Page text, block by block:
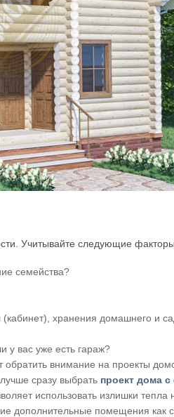
Учитывайте следующие
семейства?
хранения домашнего и
у вас уже есть гараж?
внимание на проекты
сразу выбрать проект дома с
использовать излишки
дополнительные помещения как